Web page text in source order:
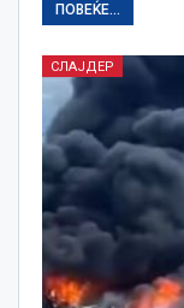
ПОВЕЌЕ...
СЛАЈДЕР